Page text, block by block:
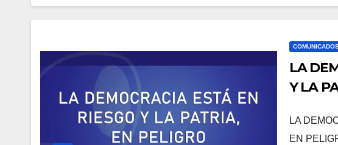
LA
Y LA
LA
EN